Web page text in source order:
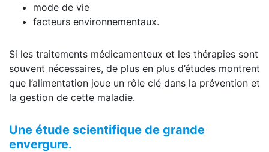
mode de vie
facteurs environnementaux.
Si les traitements médicamenteux et les thérapies sont
souvent nécessaires, de plus en plus d’études montrent
que l’alimentation joue un rôle clé dans la prévention et
la gestion de cette maladie.
Une étude scientifique de grande
envergure.